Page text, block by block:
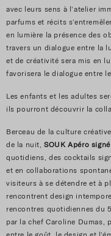
avec leurs sens à l’atelier
parfums et récits
en lumière la présence des
travers un dialogue entre la
et de créativité sera mis en
favorisera le dialogue entre
Les enfants et les adultes
ils pourront découvrir la
Berceau de la culture
de la nuit,SOUK Apéro
quotidiens, des cocktails
et en collaborations
visiteurs à se détendre et à
rencontrent design
rencontres quotidiennes du
par la chef Caroline Dumas,